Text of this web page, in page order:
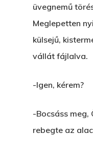
üvegnemű
Meglepetten
külsejű,
vállát fájlalva.
-Igen, kérem?
-Bocsáss meg,
rebegte az